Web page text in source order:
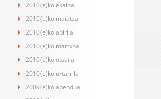
2010(e)ko ekaina
2010(e)ko maiatza
2010(e)ko apirila
2010(e)ko martxoa
2010(e)ko otsaila
2010(e)ko urtarrila
2009(e)ko abendua